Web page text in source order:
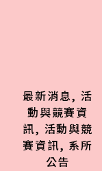
最新消息, 活
動與競賽資
訊, 活動與競
賽資訊, 系所
公告